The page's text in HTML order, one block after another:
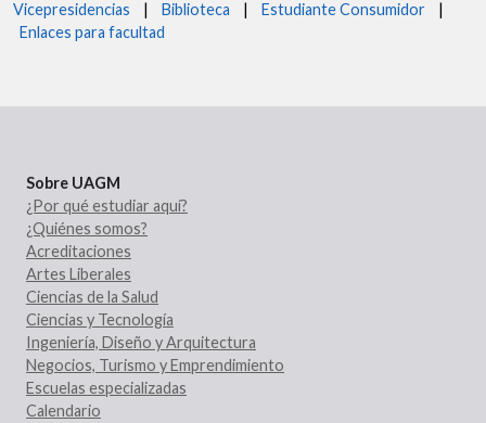
Vicepresidencias Biblioteca Estudiante Consumidor
Enlaces para facultad
Sobre UAGM
¿Por qué estudiar aquí?
¿Quiénes somos?
Acreditaciones
Artes Liberales
Ciencias de la Salud
Ciencias y Tecnología
Ingeniería, Diseño y Arquitectura
Negocios, Turismo y Emprendimiento
Escuelas especializadas
Calendario